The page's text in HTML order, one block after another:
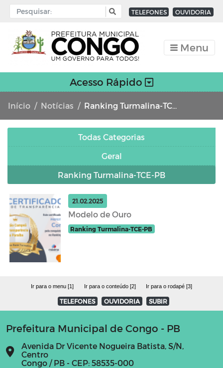
TELEFONES OUVIDORIA
Menu
Acesso Rápido
Início Notícias Ranking Turmalina-TCE-PB
Todas Categorias
Geral
Ranking Turmalina-TCE-PB
21.02.2025
Modelo de Ouro
Ranking Turmalina-TCE-PB
Ir para o menu [1] Ir para o conteúdo [2] Ir para o rodapé [3]
TELEFONES OUVIDORIA SUBIR
Prefeitura Municipal de Congo - PB
Avenida Dr Vicente Nogueira Batista, S/N,
Centro
Congo / PB - CEP: 58535-000